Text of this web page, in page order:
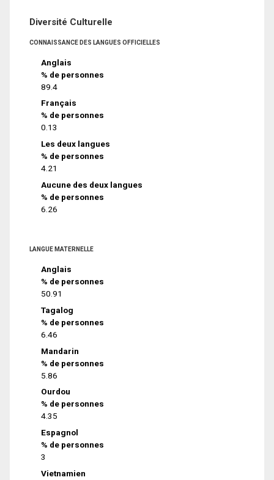
Diversité Culturelle
CONNAISSANCE DES LANGUES OFFICIELLES
Anglais
% de personnes
89.4
Français
% de personnes
0.13
Les deux langues
% de personnes
4.21
Aucune des deux langues
% de personnes
6.26
LANGUE MATERNELLE
Anglais
% de personnes
50.91
Tagalog
% de personnes
6.46
Mandarin
% de personnes
5.86
Ourdou
% de personnes
4.35
Espagnol
% de personnes
3
Vietnamien